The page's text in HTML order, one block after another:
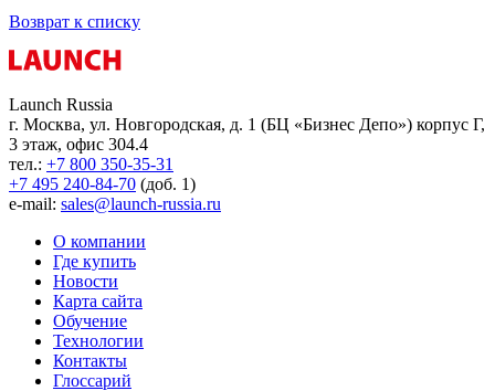
Возврат к списку
Launch Russia
г. Москва, ул. Новгородская, д. 1 (БЦ «Бизнес Депо») корпус Г,
3 этаж, офис 304.4
тел.: +7 800 350-35-31
+7 495 240-84-70 (доб. 1)
e-mail: sales@launch-russia.ru
О компании
Где купить
Новости
Карта сайта
Обучение
Технологии
Контакты
Глоссарий